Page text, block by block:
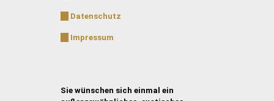
Datenschutz
Impressum
Sie wünschen sich einmal ein